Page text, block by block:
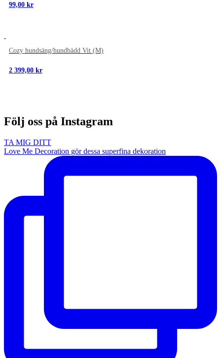
99,00 kr
Cozy hundsäng/hundbädd Vit (M)
2 399,00 kr
Följ oss på Instagram
TA MIG DITT
Love Me Decoration gör dessa superfina dekoration